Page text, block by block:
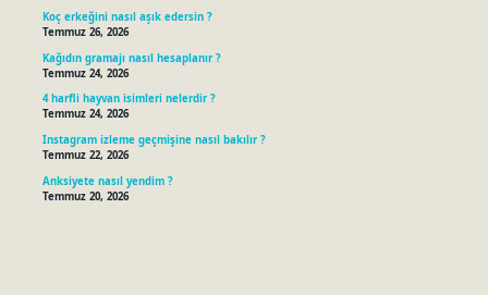
Koç erkeğini nasıl aşık edersin ?
Temmuz 26, 2026
Kağıdın gramajı nasıl hesaplanır ?
Temmuz 24, 2026
4 harfli hayvan isimleri nelerdir ?
Temmuz 24, 2026
Instagram izleme geçmişine nasıl bakılır ?
Temmuz 22, 2026
Anksiyete nasıl yendim ?
Temmuz 20, 2026